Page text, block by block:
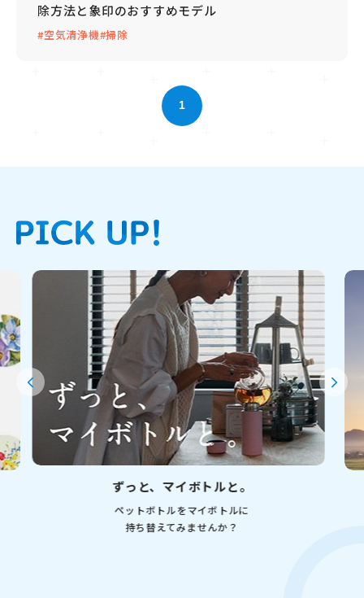
除方法と象印のおすすめモデル
#空気清浄機#掃除
1
ずっと、マイボトルと。
ペットボトルをマイボトルに
持ち替えてみませんか？